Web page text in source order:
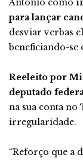
Antônio como
para lançar
desviar verbas
beneficiando-se
Reeleito por
deputado
na sua conta no
irregularidade.
“Reforço que a